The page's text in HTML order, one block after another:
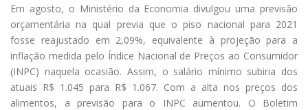
Em agosto, o Ministério da Economia divulgou uma previsão
orçamentária na qual previa que o piso nacional para 2021
fosse reajustado em 2,09%, equivalente à projeção para a
inflação medida pelo Índice Nacional de Preços ao Consumidor
(INPC) naquela ocasião. Assim, o salário mínimo subiria dos
atuais R$ 1.045 para R$ 1.067. Com a alta nos preços dos
alimentos, a previsão para o INPC aumentou. O Boletim